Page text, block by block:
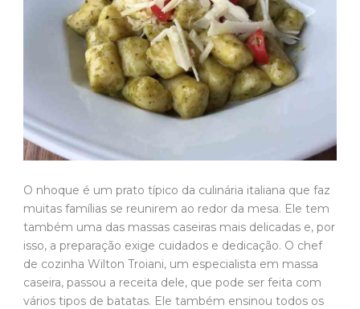
O nhoque é um prato típico da culinária italiana que faz
muitas famílias se reunirem ao redor da mesa. Ele tem
também uma das massas caseiras mais delicadas e, por
isso, a preparação exige cuidados e dedicação. O chef
de cozinha Wilton Troiani, um especialista em massa
caseira, passou a receita dele, que pode ser feita com
vários tipos de batatas. Ele também ensinou todos os